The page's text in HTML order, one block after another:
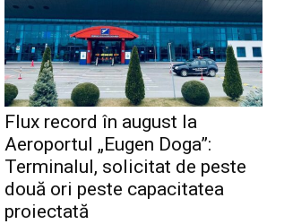
Flux record în august la
Aeroportul „Eugen Doga”:
Terminalul, solicitat de peste
două ori peste capacitatea
proiectată